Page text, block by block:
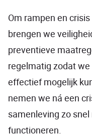
Om rampen en
brengen we
preventieve
regelmatig zodat
effectief mogelijk
nemen we ná een
samenleving zo
functioneren.